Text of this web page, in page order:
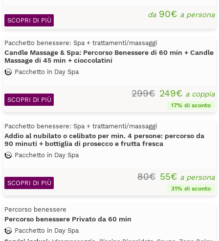
da90€ a persona
SCOPRI DI PIÙ
Pacchetto benessere: Spa + trattamenti/massaggi
Candle Massage & Spa: Percorso Benessere di 60 min + Candle
Massage di 45 min + cioccolatini
Pacchetto in Day Spa
299€ 249€ a coppia
17% di sconto
SCOPRI DI PIÙ
Pacchetto benessere: Spa + trattamenti/massaggi
Addio al nubilato o celibato per min. 4 persone: percorso da
90 minuti + bottiglia di prosecco e frutta fresca
Pacchetto in Day Spa
80€ 55€ a persona
31% di sconto
SCOPRI DI PIÙ
Percorso benessere
Percorso benessere Privato da 60 min
Pacchetto in Day Spa